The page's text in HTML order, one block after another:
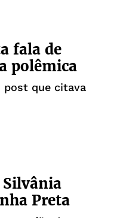
fala de
polêmica
post que citava
Silvânia
Preta